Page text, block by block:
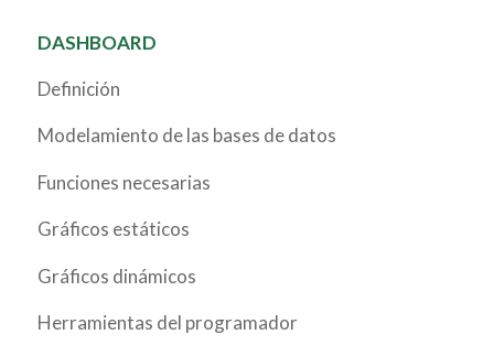
DASHBOARD
Definición
Modelamiento de las bases de datos
Funciones necesarias
Gráficos estáticos
Gráficos dinámicos
Herramientas del programador